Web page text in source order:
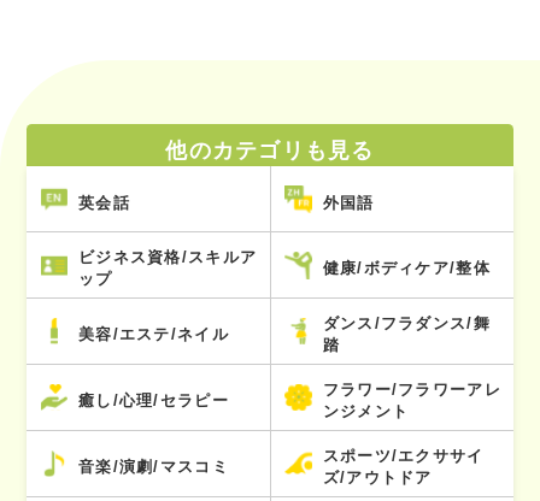
他のカテゴリも見る
英会話 外国語
ビジネス資格/スキルア
ップ
健康/ボディケア/整体
美容/エステ/ネイル
ダンス/フラダンス/舞
踏
癒し/心理/セラピー
フラワー/フラワーアレ
ンジメント
音楽/演劇/マスコミ
スポーツ/エクササイ
ズ/アウトドア